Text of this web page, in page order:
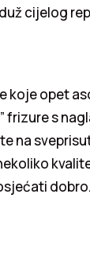
cijelog
koje opet
frizure s
na